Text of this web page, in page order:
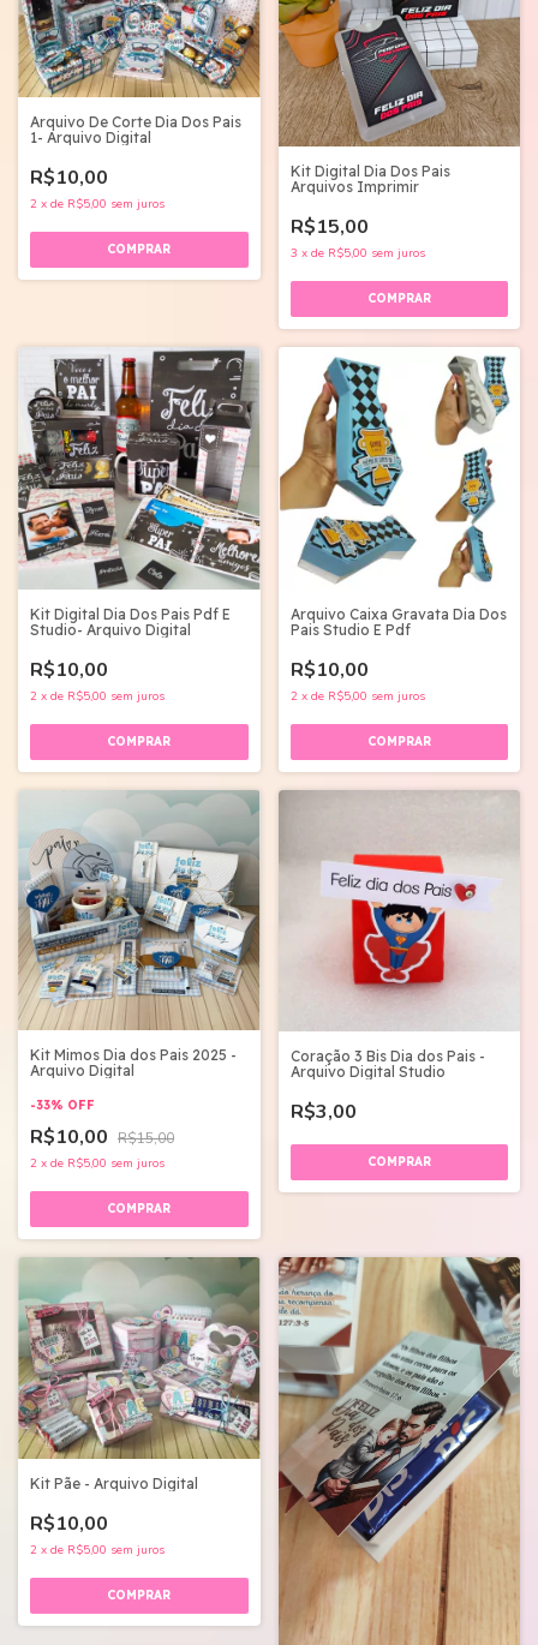
Arquivo De Corte Dia Dos Pais
1- Arquivo Digital
R$10,00
2 x de R$5,00 sem juros
Kit Digital Dia Dos Pais
Arquivos Imprimir
R$15,00
3 x de R$5,00 sem juros
Kit Digital Dia Dos Pais Pdf E
Studio- Arquivo Digital
R$10,00
2 x de R$5,00 sem juros
Arquivo Caixa Gravata Dia Dos
Pais Studio E Pdf
R$10,00
2 x de R$5,00 sem juros
Kit Mimos Dia dos Pais 2025 -
Arquivo Digital
-33% OFF
R$10,00 R$15,00
2 x de R$5,00 sem juros
Coração 3 Bis Dia dos Pais -
Arquivo Digital Studio
R$3,00
Kit Pãe - Arquivo Digital
R$10,00
2 x de R$5,00 sem juros